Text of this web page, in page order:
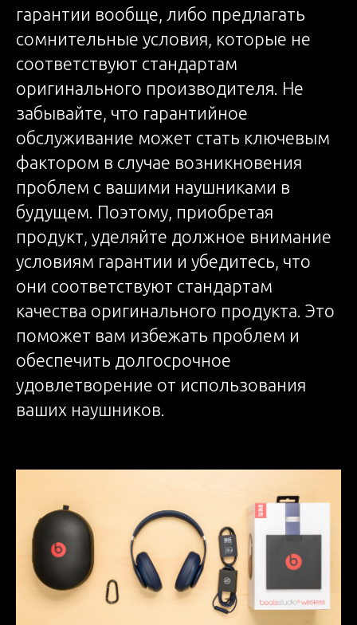
гарантии вообще, либо предлагать
сомнительные условия, которые не
соответствуют стандартам
оригинального производителя. Не
забывайте, что гарантийное
обслуживание может стать ключевым
фактором в случае возникновения
проблем с вашими наушниками в
будущем. Поэтому, приобретая
продукт, уделяйте должное внимание
условиям гарантии и убедитесь, что
они соответствуют стандартам
качества оригинального продукта. Это
поможет вам избежать проблем и
обеспечить долгосрочное
удовлетворение от использования
ваших наушников.